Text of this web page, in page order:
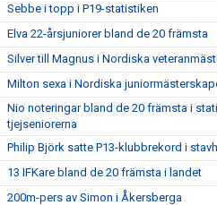
Sebbe i topp i P19-statistiken
Elva 22-årsjuniorer bland de 20 främsta
Silver till Magnus i Nordiska
Milton sexa i Nordiska
Nio noteringar bland de 20 främsta i
tjejseniorerna
Philip Björk satte P13-klubbrekord i
13 IFKare bland de 20 främsta i landet
200m-pers av Simon i Åkersberga